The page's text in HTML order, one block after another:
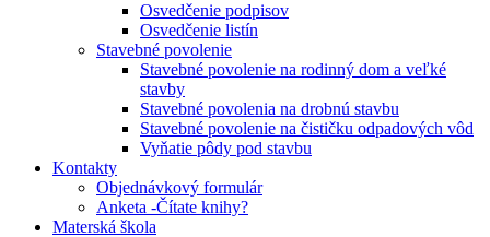
Osvedčenie podpisov
Osvedčenie listín
Stavebné povolenie
Stavebné povolenie na rodinný dom a veľké
stavby
Stavebné povolenia na drobnú stavbu
Stavebné povolenie na čističku odpadových vôd
Vyňatie pôdy pod stavbu
Kontakty
Objednávkový formulár
Anketa -Čítate knihy?
Materská škola